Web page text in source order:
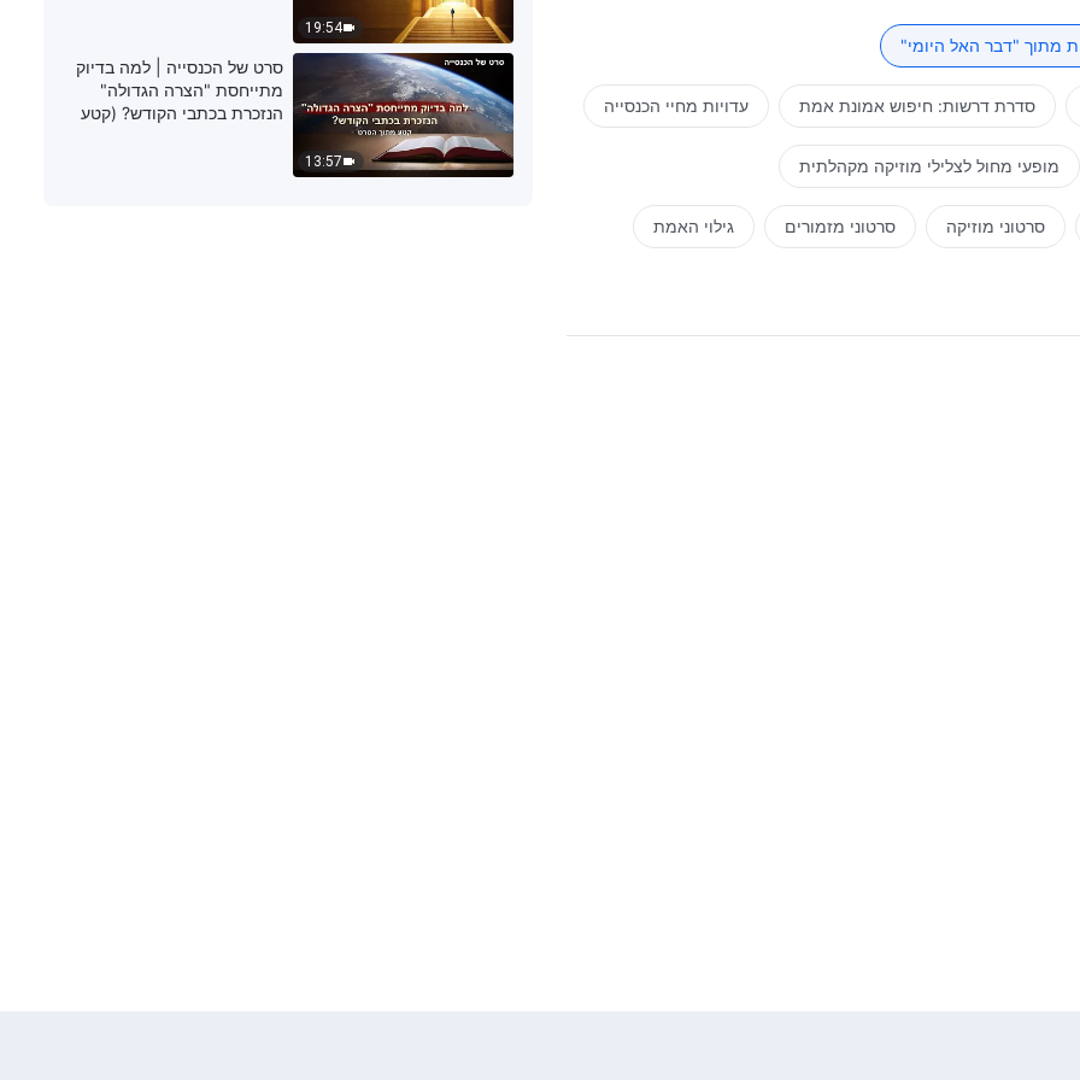
10:32
דבר אלוהים היומי: חשיפת תפיסות
דתיות – מובאה 299
האם אתה יכול להסביר את דבריו בוודאות גמורה? האם
של ישעיהו, מדוע אתה מעז להסביר את דבריו של ישוע? מי
אתה מסביר את הדברים שישוע אמר? האם אלוהים היה מספר
בשמיים או בר האנוש, אז איך ייתכן שאתה תדע זאת?
את שלושת שלבי העבודה. מעבודתו של יהוה ועד עבודתו של
האלה מכסים ברצף את כל הקשת של ניהולו של אלוהים,
עבד בניהול האנושות. הוא הראשית והתכלית, הוא הראשון
ששלושת שלבי העבודה בעידנים שונים ובמיקומים שונים
האלה מתנגד לאלוהים. כעת חובה עליך להבין שכל העבודה
אחת. לא יכול להיות כל ספק בכך.
מתוך "דבר האל היומי"
סדרת דרשות: חיפוש אמונת אמת עדויות מחיי הכנסייה
מופעי מחול לצלילי מוזיקה מקהלתית
סרטוני מוזיקה סרטוני מזמורים גילוי האמת
19:54
13:57
סרט של הכנסייה | למה בדיוק
מתייחסת "הצרה הגדולה"
הנזכרת בכתבי הקודש? (קטע